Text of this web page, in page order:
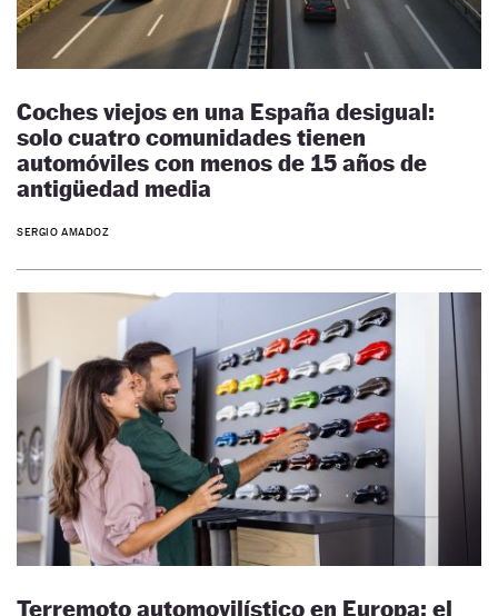
Coches viejos en una España desigual:
solo cuatro comunidades tienen
automóviles con menos de 15 años de
antigüedad media
SERGIO AMADOZ
Terremoto automovilístico en Europa: el